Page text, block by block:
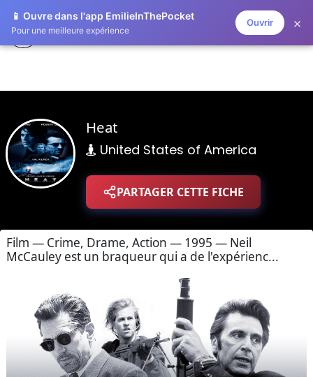
📱 Ouvre dans l'app EmilieInThePocket
Pour une meilleure expérience
Ouvrir ×
ZAPLISTOO
Heat
United States of America
PARTAGER CETTE FICHE
Film — Crime, Drame, Action — 1995 — Neil
McCauley est un braqueur qui a de l'expérienc...